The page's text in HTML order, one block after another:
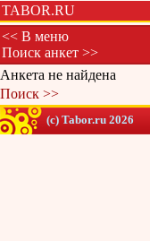
TABOR.RU
<< В меню
Поиск анкет >>
Анкета не найдена
Поиск >>
(c) Tabor.ru 2026